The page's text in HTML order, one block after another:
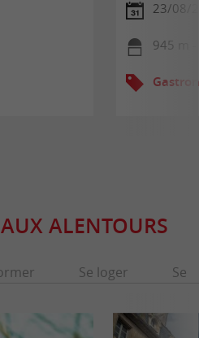
23/08/
945 m -
AUX ALENTOURS
Se loger Se